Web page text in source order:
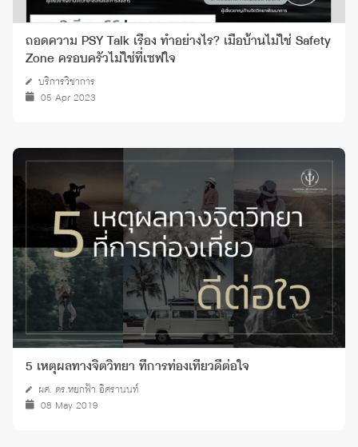
ถอดความ PSY Talk เรื่อง ทำอย่างไร? เมื่อบ้านไม่ใช่ Safety
Zone ครอบครัวไม่ใช่ที่เซฟใจ
บริการวิชาการ
05 Apr 2023
5 เหตุผลทางจิตวิทยา ที่การท่องเที่ยวดีต่อใจ
ผศ. ดร.หยกฟ้า อิศรานนท์
08 May 2019